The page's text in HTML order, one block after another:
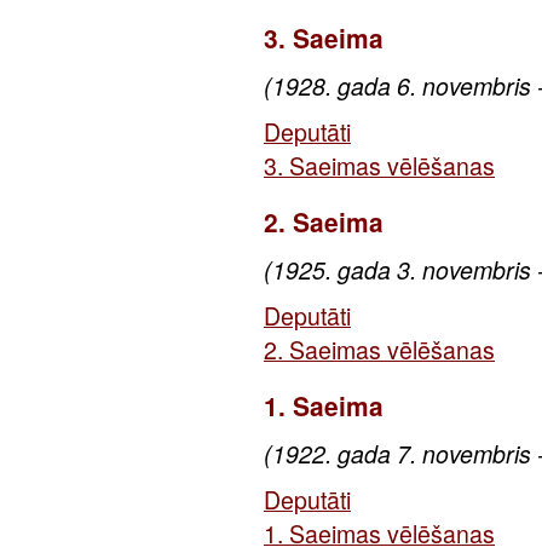
3. Saeima
(1928. gada 6.
Deputāti
3. Saeimas vēlēšanas
2. Saeima
(1925. gada 3.
Deputāti
2. Saeimas vēlēšanas
1. Saeima
(1922. gada 7.
Deputāti
1. Saeimas vēlēšanas